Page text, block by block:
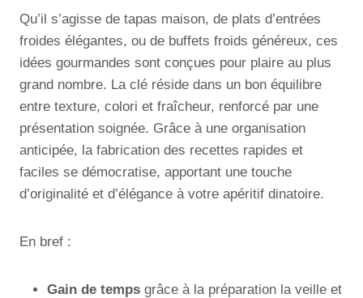
Qu’il s’agisse de tapas maison, de plats d’entrées
froides élégantes, ou de buffets froids généreux, ces
idées gourmandes sont conçues pour plaire au plus
grand nombre. La clé réside dans un bon équilibre
entre texture, colori et fraîcheur, renforcé par une
présentation soignée. Grâce à une organisation
anticipée, la fabrication des recettes rapides et
faciles se démocratise, apportant une touche
d’originalité et d’élégance à votre apéritif dinatoire.
En bref :
Gain de temps grâce à la préparation la veille et